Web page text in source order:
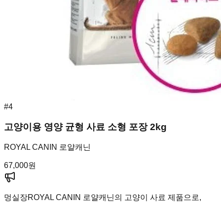
#4
고양이용 영양 균형 사료 소형 포장 2kg
ROYAL CANIN 로얄캐닌
67,000원
멍실장ROYAL CANIN 로얄캐닌의 고양이 사료 제품으로,